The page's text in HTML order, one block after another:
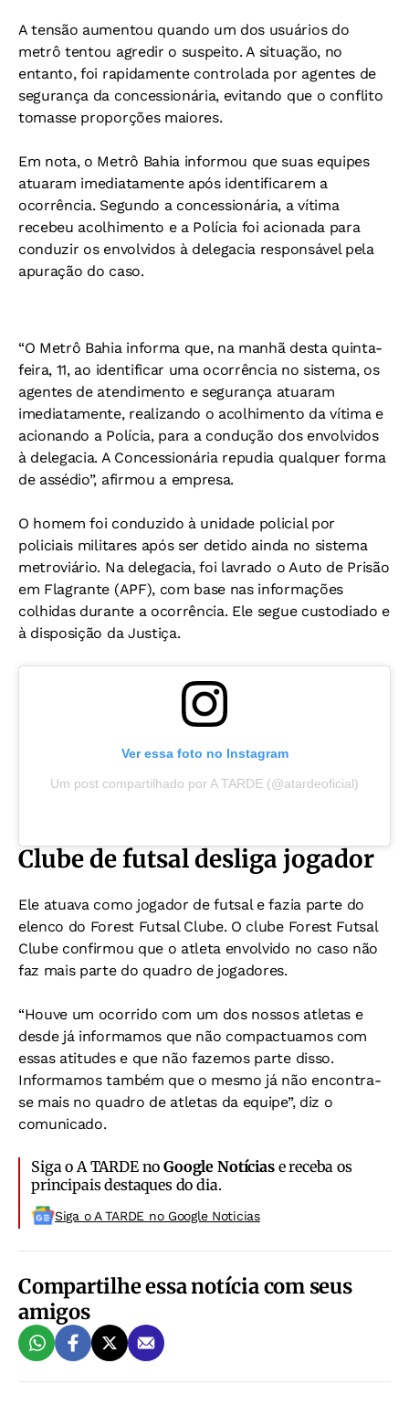
A tensão aumentou quando um dos usuários do
metrô tentou agredir o suspeito. A situação, no
entanto, foi rapidamente controlada por agentes de
segurança da concessionária, evitando que o conflito
tomasse proporções maiores.
Em nota, o Metrô Bahia informou que suas equipes
atuaram imediatamente após identificarem a
ocorrência. Segundo a concessionária, a vítima
recebeu acolhimento e a Polícia foi acionada para
conduzir os envolvidos à delegacia responsável pela
apuração do caso.
“O Metrô Bahia informa que, na manhã desta quinta-
feira, 11, ao identificar uma ocorrência no sistema, os
agentes de atendimento e segurança atuaram
imediatamente, realizando o acolhimento da vítima e
acionando a Polícia, para a condução dos envolvidos
à delegacia. A Concessionária repudia qualquer forma
de assédio”, afirmou a empresa.
O homem foi conduzido à unidade policial por
policiais militares após ser detido ainda no sistema
metroviário. Na delegacia, foi lavrado o Auto de Prisão
em Flagrante (APF), com base nas informações
colhidas durante a ocorrência. Ele segue custodiado e
à disposição da Justiça.
Ver essa foto no Instagram
Um post compartilhado por A TARDE (@atardeoficial)
Clube de futsal desliga jogador
Ele atuava como jogador de futsal e fazia parte do
elenco do Forest Futsal Clube. O clube Forest Futsal
Clube confirmou que o atleta envolvido no caso não
faz mais parte do quadro de jogadores.
“Houve um ocorrido com um dos nossos atletas e
desde já informamos que não compactuamos com
essas atitudes e que não fazemos parte disso.
Informamos também que o mesmo já não encontra-
se mais no quadro de atletas da equipe”, diz o
comunicado.
Siga o A TARDE noGoogle Notíciase receba os
principais destaques do dia.
Siga o A TARDE no Google Noticias
Compartilhe essa notícia com seus
amigos